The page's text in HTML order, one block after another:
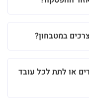
במטבחון?
או לתת לכל עובד